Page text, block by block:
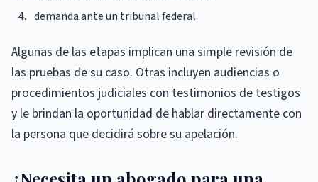
demanda ante un tribunal federal.
Algunas de las etapas implican una simple revisión de
las pruebas de su caso. Otras incluyen audiencias o
procedimientos judiciales con testimonios de testigos
y le brindan la oportunidad de hablar directamente con
la persona que decidirá sobre su apelación.